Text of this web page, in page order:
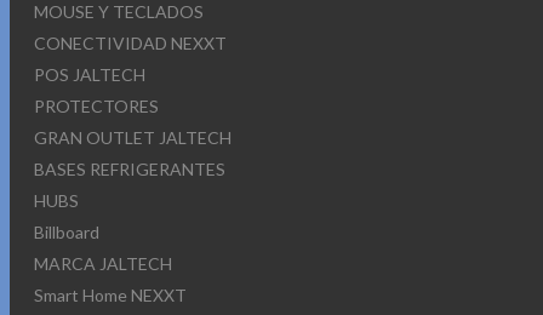
MOUSE Y TECLADOS
CONECTIVIDAD NEXXT
POS JALTECH
PROTECTORES
GRAN OUTLET JALTECH
BASES REFRIGERANTES
HUBS
Billboard
MARCA JALTECH
Smart Home NEXXT